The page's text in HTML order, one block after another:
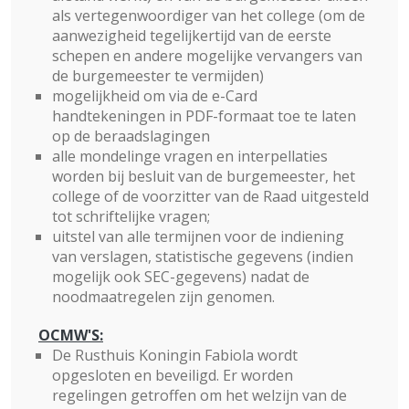
als vertegenwoordiger van het college (om de
aanwezigheid tegelijkertijd van de eerste
schepen en andere mogelijke vervangers van
de burgemeester te vermijden)
mogelijkheid om via de e-Card
handtekeningen in PDF-formaat toe te laten
op de beraadslagingen
alle mondelinge vragen en interpellaties
worden bij besluit van de burgemeester, het
college of de voorzitter van de Raad uitgesteld
tot schriftelijke vragen;
uitstel van alle termijnen voor de indiening
van verslagen, statistische gegevens (indien
mogelijk ook SEC-gegevens) nadat de
noodmaatregelen zijn genomen.
OCMW'S:
De Rusthuis Koningin Fabiola wordt
opgesloten en beveiligd. Er worden
regelingen getroffen om het welzijn van de